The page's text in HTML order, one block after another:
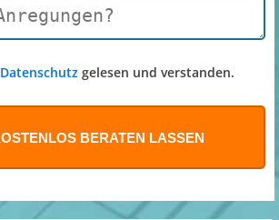
Datenschutz gelesen und verstanden.